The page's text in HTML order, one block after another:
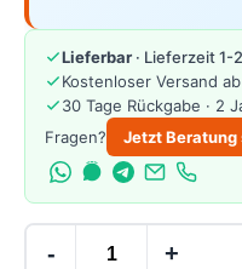
Lieferbar · Lieferzeit 1-
Kostenloser Versand
30 Tage Rückgabe · 2
Fragen?
Jetzt
- +